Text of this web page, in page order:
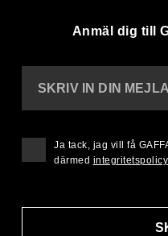
Anmäl dig till
SKRIV IN DIN
Ja tack, jag vill få
därmed